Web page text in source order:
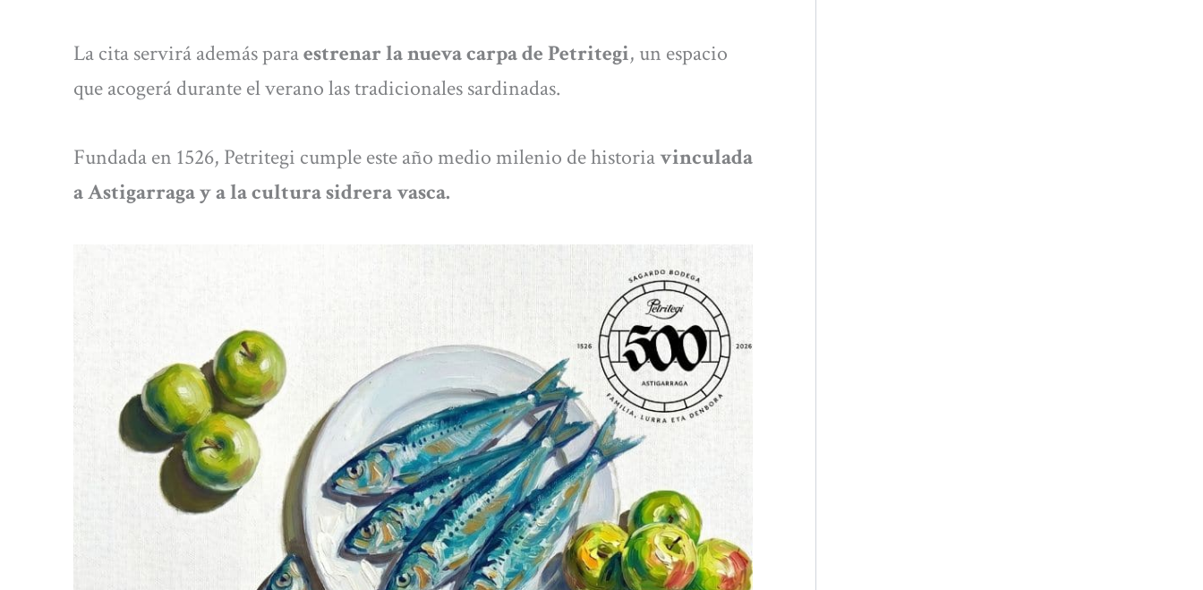
La cita servirá además paraestrenar la nueva carpa de Petritegi, un espacio
que acogerá durante el verano las tradicionales sardinadas.
Fundada en 1526, Petritegi cumple este año medio milenio de historiavinculada
a Astigarraga y a la cultura sidrera vasca.